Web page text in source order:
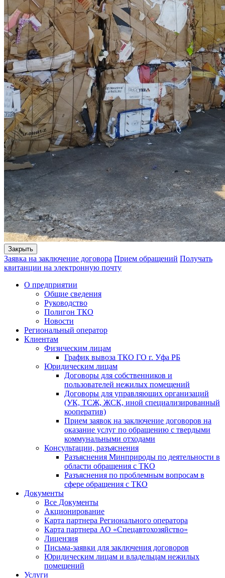
Закрыть
Заявка на заключение договора Прием обращений Получать
квитанции на электронную почту
О предприятии
Общие сведения
Руководство
Полигон ТКО
Новости
Региональный оператор
Клиентам
Физическим лицам
График вывоза ТКО ГО г. Уфа РБ
Юридическим лицам
Договоры для собственников и
пользователей нежилых помещений
Договоры для управляющих организаций
(УК, ТСЖ, ЖСК, иной специализированный
кооператив)
Прием заявок на заключение договоров на
оказание услуг по обращению с твердыми
коммунальными отходами
Консультации, разъяснения
Разъяснения Минприроды по деятельности в
области обращения с ТКО
Разъяснения по проблемным вопросам в
сфере обращения с ТКО
Документы
Все Документы
Акционирование
Карта партнера Регионального оператора
Карта партнера АО «Спецавтохозяйство»
Лицензия
Письма-заявки для заключения договоров
Юридическим лицам и владельцам нежилых
помещений
Услуги